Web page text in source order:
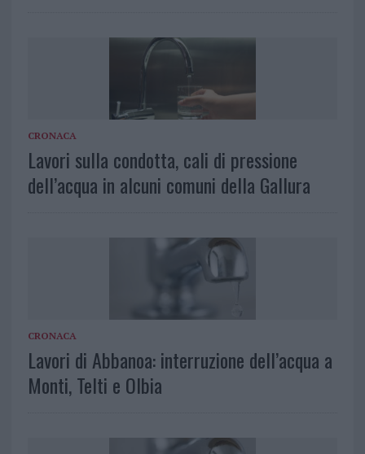
CRONACA
Lavori sulla condotta, cali di pressione
dell’acqua in alcuni comuni della Gallura
CRONACA
Lavori di Abbanoa: interruzione dell’acqua a
Monti, Telti e Olbia